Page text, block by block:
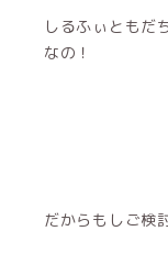
しるふぃともだ
なの！
だからもしご検